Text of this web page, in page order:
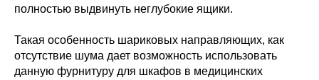
полностью выдвинуть неглубокие ящики.
Такая особенность шариковых направляющих, как
отсутствие шума дает возможность использовать
данную фурнитуру для шкафов в медицинских